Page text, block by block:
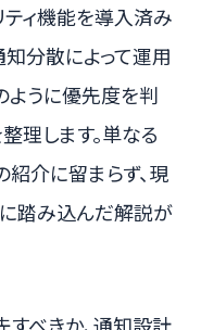
ティ機能を導入済み
分散によって運用
ように優先度を判
理します。単なる
介に留まらず、現
踏み込んだ解説が